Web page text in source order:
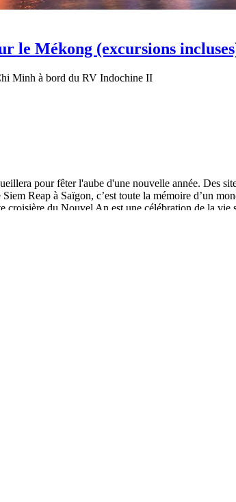
le Mékong (excursions
Minh à bord du RV Indochine II
pour fêter l'aube d'une nouvelle année. Des
Reap à Saïgon, c’est toute la mémoire d’un
croisière du Nouvel An est une célébration de la